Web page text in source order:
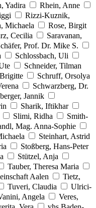
Yadira
Rhein, Anne
Rizzi-Kuznik,
Michaela
Rose, Birgit
Cecilia
Saravanan,
Prof. Dr. Mike S.
Schlossbach, Uli
Schneider, Tilman
Schruff, Orsolya
Schwarzberg, Dr.
Jannik
Sharik, Iftikhar
Slimi, Ridha
Smith-
Mag. Anna-Sophie
Steinhart, Astrid
Stoßberg, Hans-Peter
Stützel, Anja
Tauber, Theresa Maria
Aalen
Tietz,
Tuveri, Claudia
Ulrici-
Angela
Veres,